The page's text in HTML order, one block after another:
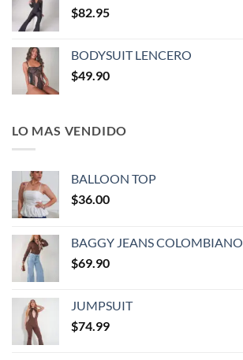
$82.95
BODYSUIT LENCERO
$49.90
LO MAS VENDIDO
BALLOON TOP
$36.00
BAGGY JEANS COLOMBIANO
$69.90
JUMPSUIT
$74.99